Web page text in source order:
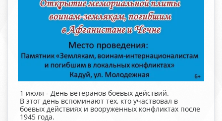
1 июля - День ветеранов боевых действий.
В этот день вспоминают тех, кто участвовал в
боевых действиях и вооруженных конфликтах после
1945 года.